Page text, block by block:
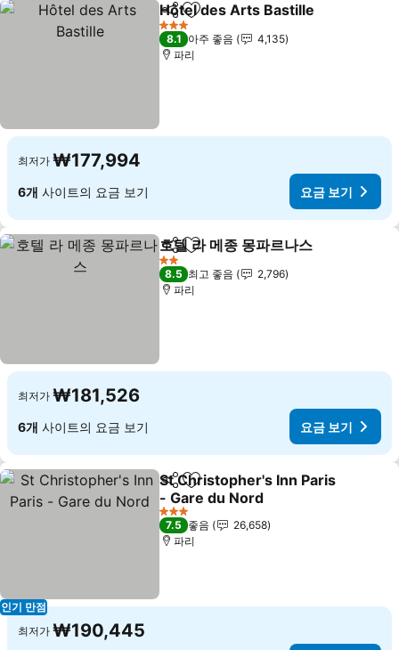
공유 즐겨찾기에 추가
Hôtel des Arts Bastille
3 성급
8.1 아주 좋음
4,135
파리
최저가 ₩177,994
6개 사이트의 요금 보기 요금 보기
공유 즐겨찾기에 추가
호텔 라 메종 몽파르나스
2 성급
8.5 최고 좋음
2,796
파리
최저가 ₩181,526
6개 사이트의 요금 보기 요금 보기
인기 만점
공유 즐겨찾기에 추가
St Christopher's Inn Paris
- Gare du Nord
3 성급
7.5 좋음
26,658
파리
최저가 ₩190,445